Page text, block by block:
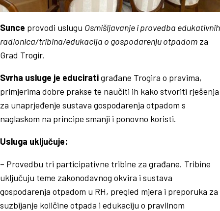
Sunce provodi uslugu Osmišljavanje i provedba edukativnih
radionica/tribina/edukacija o gospodarenju otpadom za
Grad Trogir.
Svrha usluge je educiratigrađane Trogira o pravima,
primjerima dobre prakse te naučiti ih kako stvoriti rješenja
za unaprjeđenje sustava gospodarenja otpadom s
naglaskom na principe smanji i ponovno koristi.
Usluga uključuje:
– Provedbu tri participativne tribine za građane. Tribine
uključuju teme zakonodavnog okvira i sustava
gospodarenja otpadom u RH, pregled mjera i preporuka za
suzbijanje količine otpada i edukaciju o pravilnom